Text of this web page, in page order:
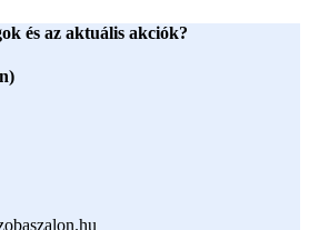
és az aktuális akciók?